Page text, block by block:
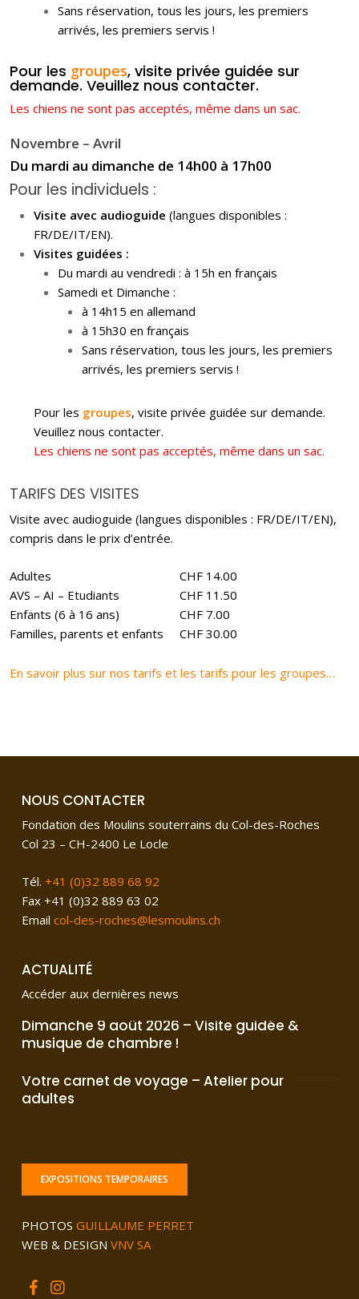
Sans réservation, tous les jours, les premiers
arrivés, les premiers servis !
Pour les groupes, visite privée guidée sur
demande. Veuillez nous contacter.
Les chiens ne sont pas acceptés, même dans un sac.
Novembre – Avril
Du mardi au dimanche de 14h00 à 17h00
Pour les individuels :
Visite avec audioguide (langues disponibles :
FR/DE/IT/EN).
Visites guidées :
Du mardi au vendredi : à 15h en français
Samedi et Dimanche :
à 14h15 en allemand
à 15h30 en français
Sans réservation, tous les jours, les premiers
arrivés, les premiers servis !
Pour les groupes, visite privée guidée sur demande.
Veuillez nous contacter.
Les chiens ne sont pas acceptés, même dans un sac.
TARIFS DES VISITES
Visite avec audioguide (langues disponibles : FR/DE/IT/EN),
compris dans le prix d’entrée.
Adultes
AVS – AI – Etudiants
Enfants (6 à 16 ans)
Familles, parents et enfants
CHF 14.00
CHF 11.50
CHF 7.00
CHF 30.00
En savoir plus sur nos tarifs et les tarifs pour les groupes…
NOUS CONTACTER
Fondation des Moulins souterrains du Col-des-Roches
Col 23 – CH-2400 Le Locle
Tél. +41 (0)32 889 68 92
Fax +41 (0)32 889 63 02
Email col-des-roches@lesmoulins.ch
ACTUALITÉ
Accéder aux dernières news
9
août
2026
Visite
guidée
&
!
Dimanche 9 août 2026 – Visite guidée &
musique de chambre !
carnet
de
voyage
adultes
Votre carnet de voyage – Atelier pour
adultes
EXPOSITIONS TEMPORAIRES
PHOTOS GUILLAUME PERRET
WEB & DESIGN VNV SA